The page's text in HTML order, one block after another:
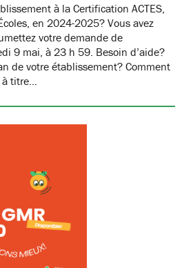
à la Certification ACTES,
en 2024-2025? Vous avez
votre demande de
9 mai, à 23 h 59. Besoin d’aide?
de votre établissement? Comment
titre…